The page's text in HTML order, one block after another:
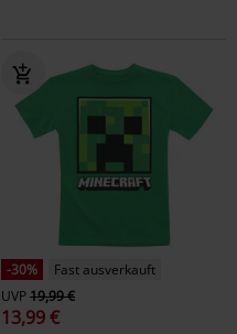
-30%
Fast ausverkauft
UVP19,99 €
13,99 €